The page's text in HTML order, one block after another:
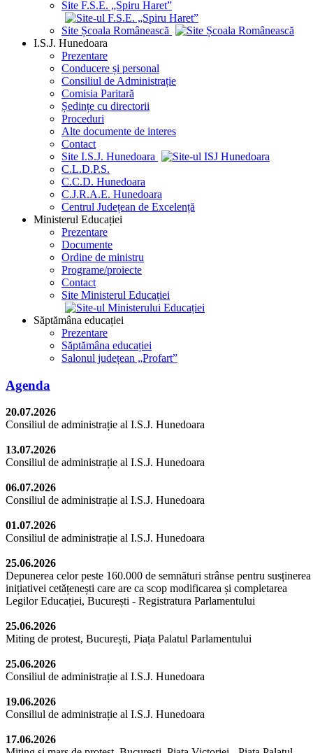
Site F.S.E. „Spiru Haret”
Site Școala Românească
I.S.J. Hunedoara
Prezentare
Conducere și personal
Consiliul de Administrație
Comisia Paritară
Ședințe cu directorii
Proceduri
Alte documente de interes
Contact
Site I.S.J. Hunedoara
C.L.D.P.S.
C.C.D. Hunedoara
C.J.R.A.E. Hunedoara
Centrul Județean de Excelență
Ministerul Educației
Prezentare
Documente
Ordine de ministru
Programe/proiecte
Contact
Site Ministerul Educației
Săptămâna educației
Prezentare
Săptămâna educației
Salonul județean „Profart”
Agenda
20.07.2026
Consiliul de administrație al I.S.J. Hunedoara
13.07.2026
Consiliul de administrație al I.S.J. Hunedoara
06.07.2026
Consiliul de administrație al I.S.J. Hunedoara
01.07.2026
Consiliul de administrație al I.S.J. Hunedoara
25.06.2026
Depunerea celor peste 160.000 de semnături strânse pentru susținerea
inițiativei cetățenești care are ca scop modificarea și completarea
Legilor Educației, București - Registratura Parlamentului
25.06.2026
Miting de protest, București, Piața Palatul Parlamentului
25.06.2026
Consiliul de administrație al I.S.J. Hunedoara
19.06.2026
Consiliul de administrație al I.S.J. Hunedoara
17.06.2026